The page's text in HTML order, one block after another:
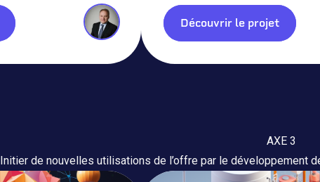
Découvrir le projet
AXE 3
Initier de nouvelles utilisations de l’offre par le développement